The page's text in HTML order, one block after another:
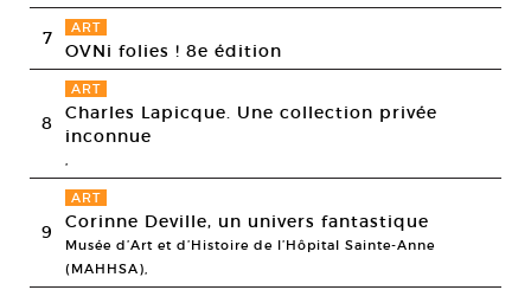
7 ART
OVNi folies ! 8e édition
8
ART
Charles Lapicque. Une collection privée
inconnue
,
9
ART
Corinne Deville, un univers fantastique
Musée d’Art et d’Histoire de l’Hôpital Sainte-Anne
(MAHHSA),